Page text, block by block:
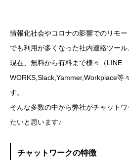
情報化社会やコロナの影響でのリモ
でも利用が多くなった社内連絡ツール
現在、無料から有料まで様々（LINE
WORKS,Slack,Yammer,Workplace等
す。
そんな多数の中から弊社がチャットワ
たいと思います♪
チャットワークの特徴